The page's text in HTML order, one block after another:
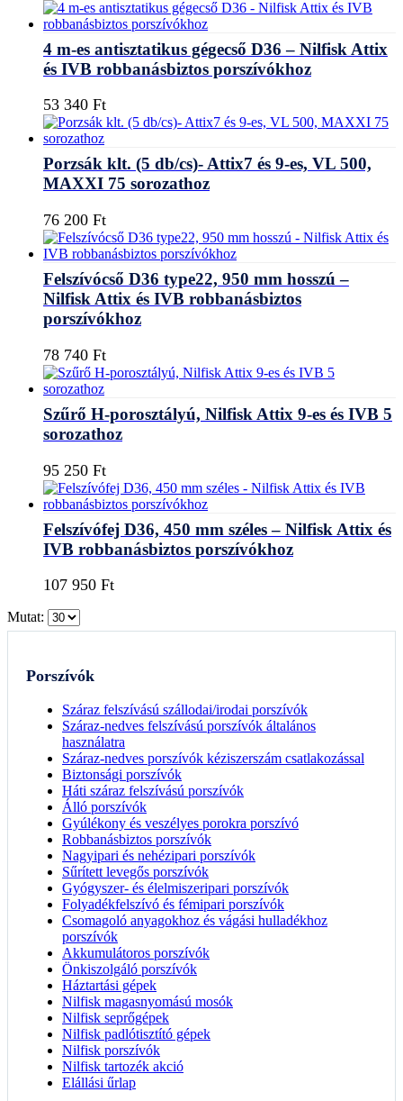
4 m-es antisztatikus gégecső D36 – Nilfisk Attix
és IVB robbanásbiztos porszívókhoz
53 340 Ft
Porzsák klt. (5 db/cs)- Attix7 és 9-es, VL 500,
MAXXI 75 sorozathoz
76 200 Ft
Felszívócső D36 type22, 950 mm hosszú –
Nilfisk Attix és IVB robbanásbiztos
porszívókhoz
78 740 Ft
Szűrő H-porosztályú, Nilfisk Attix 9-es és IVB 5
sorozathoz
95 250 Ft
Felszívófej D36, 450 mm széles – Nilfisk Attix és
IVB robbanásbiztos porszívókhoz
107 950 Ft
Mutat:
Porszívók
Száraz felszívású szállodai/irodai porszívók
Száraz-nedves felszívású porszívók általános
használatra
Száraz-nedves porszívók kéziszerszám csatlakozással
Biztonsági porszívók
Háti száraz felszívású porszívók
Álló porszívók
Gyúlékony és veszélyes porokra porszívó
Robbanásbiztos porszívók
Nagyipari és nehézipari porszívók
Sűrített levegős porszívók
Gyógyszer- és élelmiszeripari porszívók
Folyadékfelszívó és fémipari porszívók
Csomagoló anyagokhoz és vágási hulladékhoz
porszívók
Akkumulátoros porszívók
Önkiszolgáló porszívók
Háztartási gépek
Nilfisk magasnyomású mosók
Nilfisk seprőgépek
Nilfisk padlótisztító gépek
Nilfisk porszívók
Nilfisk tartozék akció
Elállási űrlap